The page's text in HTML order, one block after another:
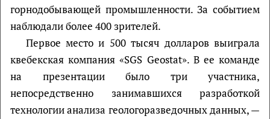
горнодобывающей промышленности. За событием
наблюдали более 400 зрителей.
Первое место и 500 тысяч долларов выиграла
квебекская компания «SGS Geostat». В ее команде
на презентации было три участника,
непосредственно занимавшихся разработкой
технологии анализа геологоразведочных данных, —